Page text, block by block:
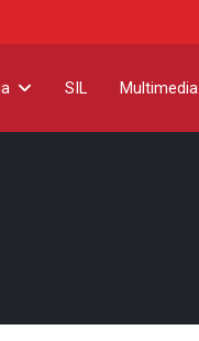
SIL Multimedia